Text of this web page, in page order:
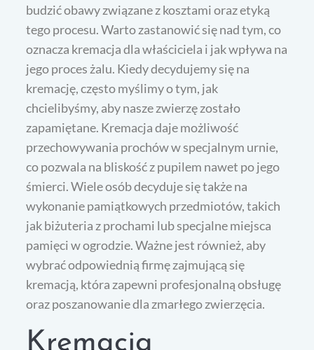
budzić obawy związane z kosztami oraz etyką
tego procesu. Warto zastanowić się nad tym, co
oznacza kremacja dla właściciela i jak wpływa na
jego proces żalu. Kiedy decydujemy się na
kremację, często myślimy o tym, jak
chcielibyśmy, aby nasze zwierzę zostało
zapamiętane. Kremacja daje możliwość
przechowywania prochów w specjalnym urnie,
co pozwala na bliskość z pupilem nawet po jego
śmierci. Wiele osób decyduje się także na
wykonanie pamiątkowych przedmiotów, takich
jak biżuteria z prochami lub specjalne miejsca
pamięci w ogrodzie. Ważne jest również, aby
wybrać odpowiednią firmę zajmującą się
kremacją, która zapewni profesjonalną obsługę
oraz poszanowanie dla zmarłego zwierzęcia.
Kremacja